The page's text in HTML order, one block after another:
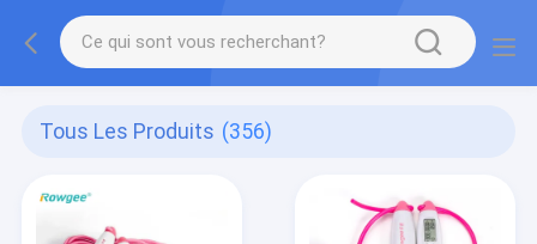
Tous Les Produits (356)